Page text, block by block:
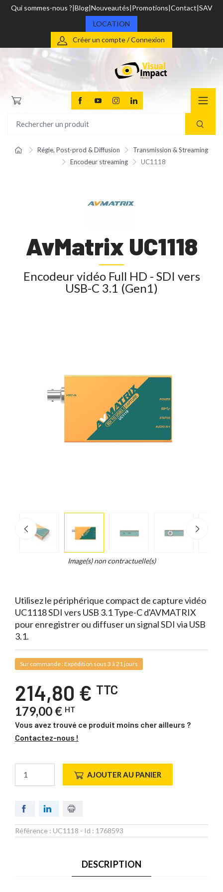
Qui sommes-nous ? Blog Nouveautés Promotions Contact SAV
LOCATION
Créer un compte / Connexion
Régie, Post-prod & Diffusion
Transmission & Streaming
Encodeur streaming
UC1118
AvMatrix UC1118
Encodeur vidéo Full HD - SDI vers
USB-C 3.1 (Gen1)
Image(s) non contractuelle(s)
Utilisez le périphérique compact de capture vidéo
UC1118 SDI vers USB 3.1 Type-C d'AVMATRIX
pour enregistrer ou diffuser un signal SDI via USB
3.1.
Sur commande : Expédition sous 3 à 21 jours
214,80 € TTC
179,00 € HT
Vous avez trouvé ce produit moins cher ailleurs ?
Contactez-nous !
AJOUTER AU PANIER
Référence : UC1118 - Id : 1768593
DESCRIPTION